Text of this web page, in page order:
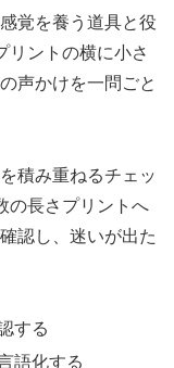
覚を養う道具と役
リントの横に小さ
声かけを一問ごと
積み重ねるチェッ
の長さプリントへ
認し、迷いが出た
する
語化する